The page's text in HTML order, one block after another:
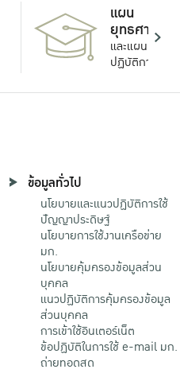
แผน
ยุทธศาสตร์
และแผน
ปฏิบัติการ
ข้อมูลทั่วไป
นโยบายและแนวปฏิบัติการใช้
ปัญญาประดิษฐ์
นโยบายการใช้งานเครือข่าย
มก.
นโยบายคุ้มครองข้อมูลส่วน
บุคคล
แนวปฏิบัติการคุ้มครองข้อมูล
ส่วนบุคคล
การเข้าใช้อินเตอร์เน็ต
ข้อปฏิบัติในการใช้ e-mail มก.
ถ่ายทอดสด